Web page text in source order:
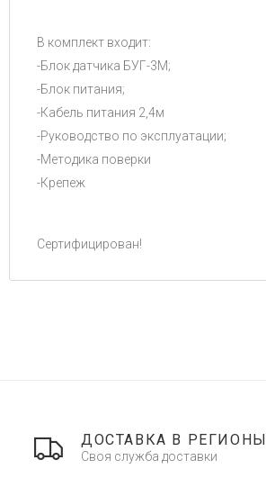
В комплект входит:
-Блок датчика БУГ-3М;
-Блок питания;
-Кабель питания 2,4м
-Руководство по эксплуатации;
-Методика поверки
-Крепеж
Сертифицирован!
ДОСТАВКА В РЕГИОНЫ
Своя служба доставки